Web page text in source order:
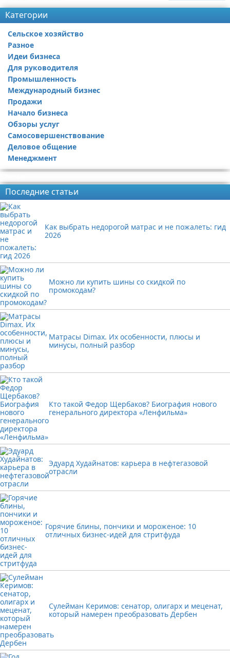
Категории
Сельское хозяйство
Разное
Идеи бизнеса
Для руководителя
Промышленность
Международный бизнес
Продажи
Начало бизнеса
Обзоры услуг
Самосовершенствование
Деловое общение
Менеджмент
Последние статьи
Как выбрать недорогой матрас и не пожалеть: гид
2026
Можно ли купить шины со скидкой по
промокодам?
Матрасы Dimax. Их особенности, плюсы и
минусы, полный разбор
Кто такой Федор Щербаков? Биография нового
генерального директора «Ленфильма»
Эдуард Худайнатов: карьера в нефтегазовой
отрасли
Горячие блины, пончики и мороженое: 10
отличных бизнес-идей для стритфуда
Сулейман Керимов: сенатор, олигарх и меценат,
который намерен преобразовать Дербен